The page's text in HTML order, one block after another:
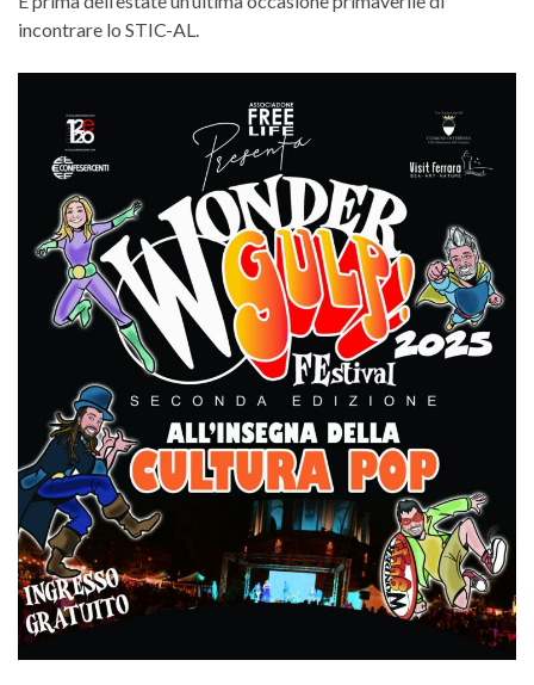
incontrare lo STIC-AL.